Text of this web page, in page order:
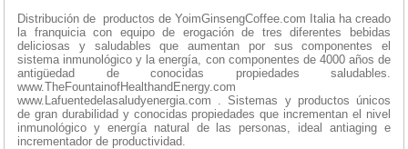
Distribución de productos de YoimGinsengCoffee.com Italia ha creado
la franquicia con equipo de erogación de tres diferentes bebidas
deliciosas y saludables que aumentan por sus componentes el
sistema inmunológico y la energía, con componentes de 4000 años de
antigüedad de conocidas propiedades saludables.
www.TheFountainofHealthandEnergy.com
www.Lafuentedelasaludyenergia.com . Sistemas y productos únicos
de gran durabilidad y conocidas propiedades que incrementan el nivel
inmunológico y energía natural de las personas, ideal antiaging e
incrementador de productividad.